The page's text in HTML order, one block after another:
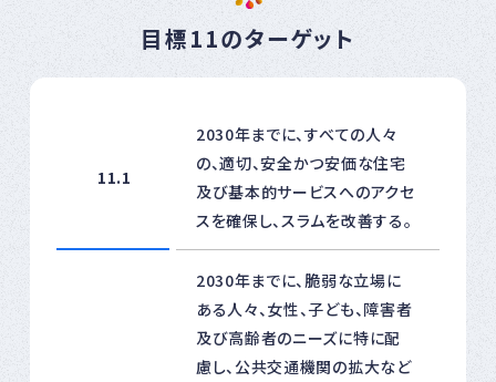
目標11のターゲット
11.1
2030年までに、すべての人々
の、適切、安全かつ安価な住宅
及び基本的サービスへのアクセ
スを確保し、スラムを改善する。
2030年までに、脆弱な立場に
ある人々、女性、子ども、障害者
及び高齢者のニーズに特に配
慮し、公共交通機関の拡大など